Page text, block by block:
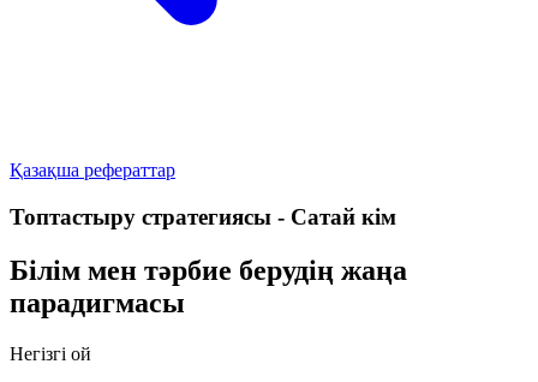
Қазақша рефераттар
Топтастыру стратегиясы - Сатай кім
Білім мен тәрбие берудің жаңа
парадигмасы
Негізгі ой